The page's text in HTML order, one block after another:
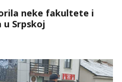
neke fakultete i
u Srpskoj